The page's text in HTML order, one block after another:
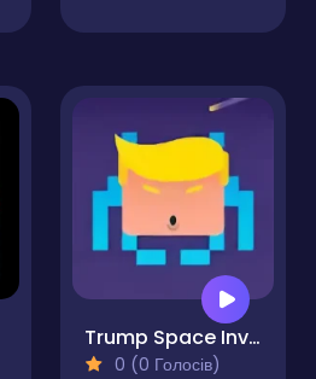
Trump Space Invaders
0 (0 Голосів)